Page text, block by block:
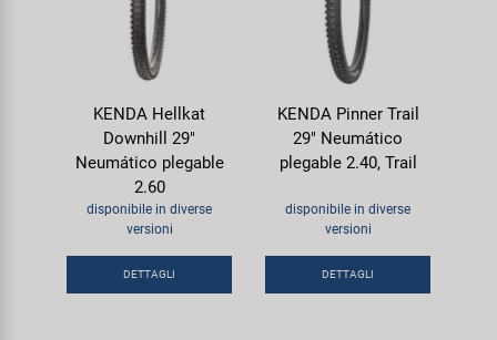
KENDA Hellkat
Downhill 29"
Neumático plegable
2.60
disponibile in diverse
versioni
DETTAGLI
KENDA Pinner Trail
29" Neumático
plegable 2.40, Trail
disponibile in diverse
versioni
DETTAGLI